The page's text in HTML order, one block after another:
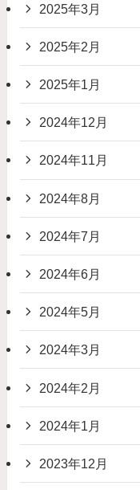
2025年3月
2025年2月
2025年1月
2024年12月
2024年11月
2024年8月
2024年7月
2024年6月
2024年5月
2024年3月
2024年2月
2024年1月
2023年12月